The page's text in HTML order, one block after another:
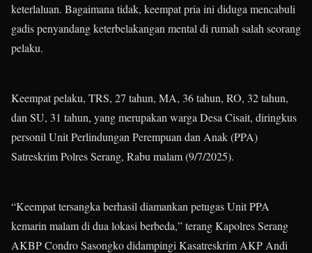
keterlaluan. Bagaimana tidak, keempat pria ini diduga mencabuli
gadis penyandang keterbelakangan mental di rumah salah seorang
pelaku.
Keempat pelaku, TRS, 27 tahun, MA, 36 tahun, RO, 32 tahun,
dan SU, 31 tahun, yang merupakan warga Desa Cisait, diringkus
personil Unit Perlindungan Perempuan dan Anak (PPA)
Satreskrim Polres Serang, Rabu malam (9/7/2025).
“Keempat tersangka berhasil diamankan petugas Unit PPA
kemarin malam di dua lokasi berbeda,” terang Kapolres Serang
AKBP Condro Sasongko didampingi Kasatreskrim AKP Andi